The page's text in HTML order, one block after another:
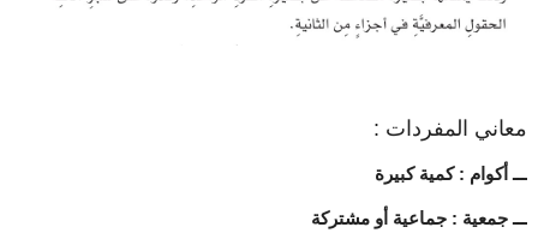
معاني المفردات :
ـــ أكوام : كمية كبيرة
ـــ جمعية : جماعية أو مشتركة